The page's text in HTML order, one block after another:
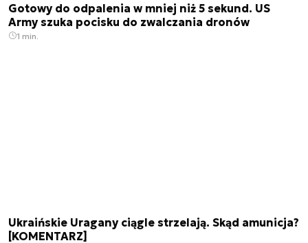
Gotowy do odpalenia w mniej niż 5 sekund. US
Army szuka pocisku do zwalczania dronów
1 min.
Ukraińskie Uragany ciągle strzelają. Skąd amunicja?
[KOMENTARZ]